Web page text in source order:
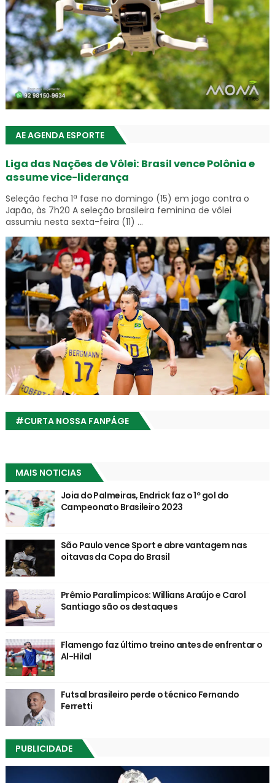
AE AGENDA ESPORTE
Liga das Nações de Vôlei: Brasil vence Polônia e
assume vice-liderança
Seleção fecha 1ª fase no domingo (15) em jogo contra o
Japão, às 7h20 A seleção brasileira feminina de vôlei
assumiu nesta sexta-feira (11) ...
#CURTA NOSSA FANPÁGE
MAIS NOTICIAS
Joia do Palmeiras, Endrick faz o 1º gol do
Campeonato Brasileiro 2023
São Paulo vence Sport e abre vantagem nas
oitavas da Copa do Brasil
Prêmio Paralímpicos: Willians Araújo e Carol
Santiago são os destaques
Flamengo faz último treino antes de enfrentar o
Al-Hilal
Futsal brasileiro perde o técnico Fernando
Ferretti
PUBLICIDADE